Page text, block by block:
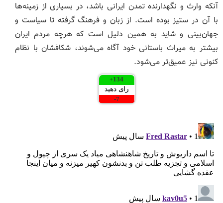
آنکه وارث و نگهدارنده تمدن ایرانی باشد، در بسیاری از زمینه‌ها
با آن در ستیز بوده است. از زبان و فرهنگ گرفته تا سیاست و
جهان‌بینی و شاید به همین دلیل است که هرچه مردم ایران
بیشتر به میراث باستانی خود آگاه می‌شوند، شکافشان با نظام
کنونی نیز عمیق‌تر می‌شود.
134
+
رای دهید
7
-